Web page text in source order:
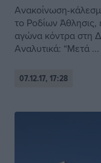
Ανακοίνωση-
το Ροδίων Άθλησις,
αγώνα κόντρα στη
Αναλυτικά: “Μετά ...
07.12.17, 17:28